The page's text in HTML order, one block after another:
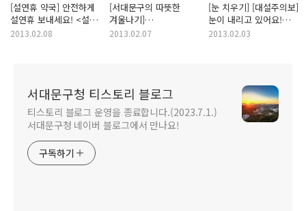
[설연휴 약국] 안전하게
설연휴 보내세요! <설
연휴 당번약국 안내>
2013.02.08
[서대문구의 따뜻한
겨울나기]
[한파대비요령] 손발이
2013.02.07
[눈 치우기] [대설주의보]
눈이 내리고 있어요!
서대문구 제설대책 안내!
2013.02.03
서대문구청 티스토리 블로그
티스토리 블로그 운영을 종료합니다.(2023.7.1.)
서대문구청 네이버 블로그에서 만나요!
구독하기